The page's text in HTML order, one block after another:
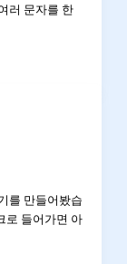
러 문자를 한
를 만들어봤습
로 들어가면 아